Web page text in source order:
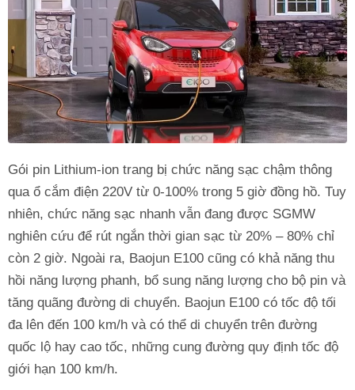
Gói pin Lithium-ion trang bị chức năng sạc chậm thông
qua ổ cắm điện 220V từ 0-100% trong 5 giờ đồng hồ. Tuy
nhiên, chức năng sạc nhanh vẫn đang được SGMW
nghiên cứu để rút ngắn thời gian sạc từ 20% – 80% chỉ
còn 2 giờ. Ngoài ra, Baojun E100 cũng có khả năng thu
hồi năng lượng phanh, bổ sung năng lượng cho bộ pin và
tăng quãng đường di chuyển. Baojun E100 có tốc độ tối
đa lên đến 100 km/h và có thể di chuyển trên đường
quốc lộ hay cao tốc, những cung đường quy định tốc độ
giới hạn 100 km/h.